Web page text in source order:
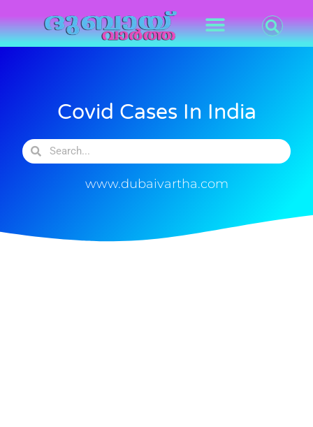
Covid Cases In India
www.dubaivartha.com